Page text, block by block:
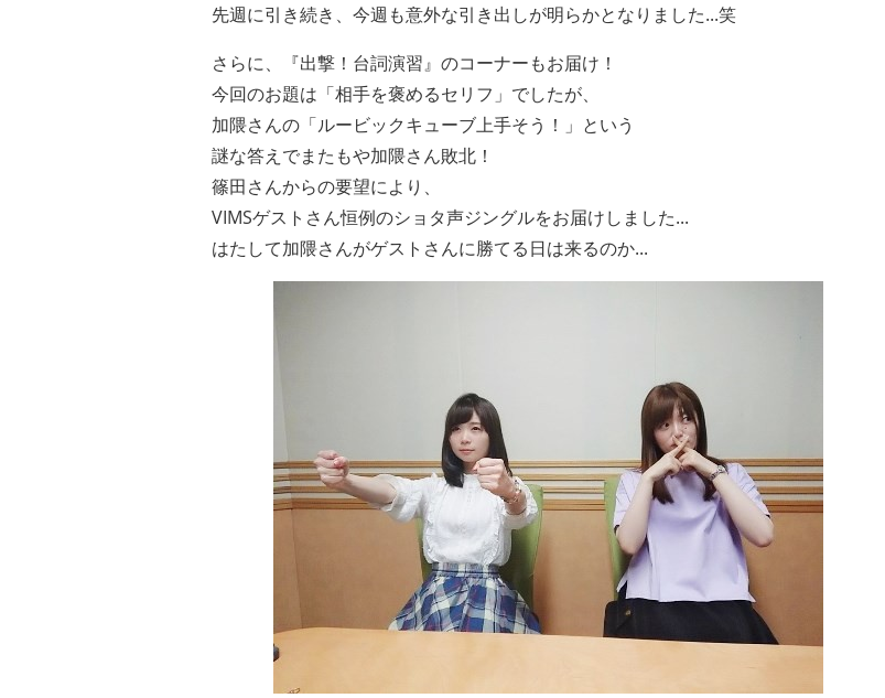
先週に引き続き、今週も意外な引き出しが明らかとなりました...笑
さらに、『出撃！台詞演習』のコーナーもお届け！
今回のお題は「相手を褒めるセリフ」でしたが、
加隈さんの「ルービックキューブ上手そう！」という
謎な答えでまたもや加隈さん敗北！
篠田さんからの要望により、
VIMSゲストさん恒例のショタ声ジングルをお届けしました...
はたして加隈さんがゲストさんに勝てる日は来るのか...